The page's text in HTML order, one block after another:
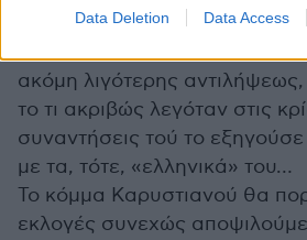
Data Deletion Data Access
ευκολία που και ο κ. Τσίπρας
ακόμη λιγότερης
το τι ακριβώς λεγόταν στις
συναντήσεις τού το
με τα, τότε, «ελληνικά» του…
Το κόμμα Καρυστιανού θα
εκλογές συνεχώς